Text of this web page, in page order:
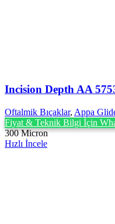
Incision Depth AA
Oftalmik Bıçaklar, Appa
Fiyat & Teknik Bilgi İçin
300 Micron
Hızlı İncele